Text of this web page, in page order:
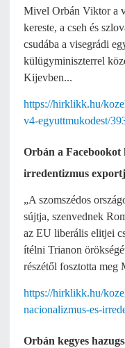
Mivel Orbán Viktor a
kereste, a cseh és
csudába a visegrádi
külügyminiszterrel
Kijevben...
https://hirklikk.hu/
v4-egyuttmukodest/
Orbán a Facebookot
irredentizmus
„A szomszédos
sújtja, szenvednek
az EU liberális elitjei
ítélni Trianon
részétől fosztotta meg
https://hirklikk.hu/
nacionalizmus-es-
Orbán kegyes